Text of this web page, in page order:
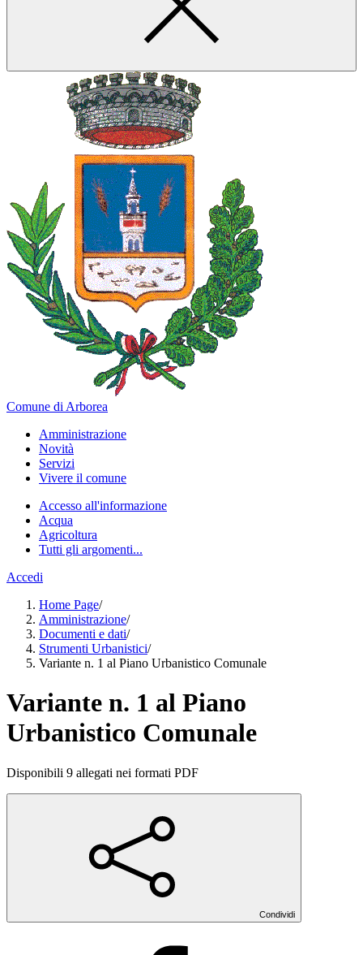
Comune di Arborea
Amministrazione
Novità
Servizi
Vivere il comune
Accesso all'informazione
Acqua
Agricoltura
Tutti gli argomenti...
Accedi
Home Page/
Amministrazione/
Documenti e dati/
Strumenti Urbanistici/
Variante n. 1 al Piano Urbanistico Comunale
Variante n. 1 al Piano
Urbanistico Comunale
Disponibili 9 allegati nei formati PDF
Condividi